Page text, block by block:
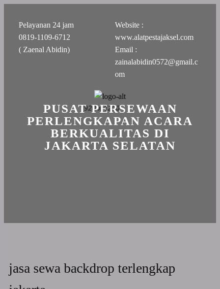
Pelayanan 24 jam
0819-1109-6712
( Zaenal Abidin)
Website :
www.alatpestajaksel.com
Email :
zainalabidin0572@gmail.c
om
PUSAT PERSEWAAN
PERLENGKAPAN ACARA
BERKUALITAS DI
JAKARTA SELATAN
jasa sewa backdrop terlengkap